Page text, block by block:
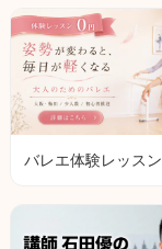
バレエ体験レッスン